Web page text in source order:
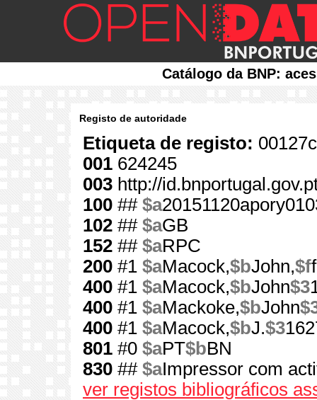
Catálogo da BNP:
Registo de autoridade
Etiqueta de registo:
001 624245
003 http://
100 ## $a
102 ## $aGB
152 ## $aRPC
200 #1 $aMacock,$bJohn,$f
400 #1 $aMacock,$bJohn$3
400 #1 $aMackoke,$bJohn
400 #1 $aMacock,$bJ.$3
801 #0 $aPT$bBN
830 ## $aImpressor com
ver registos bibliográficos